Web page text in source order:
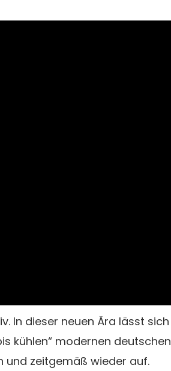
In dieser neuen Ära lässt sich
kühlen“ modernen deutschen
und zeitgemäß wieder auf.